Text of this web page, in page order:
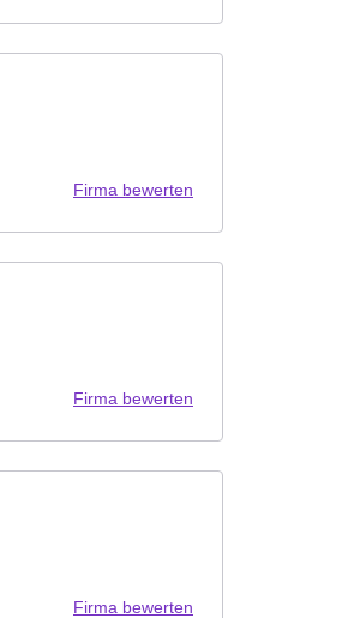
Firma bewerten
Firma bewerten
Firma bewerten